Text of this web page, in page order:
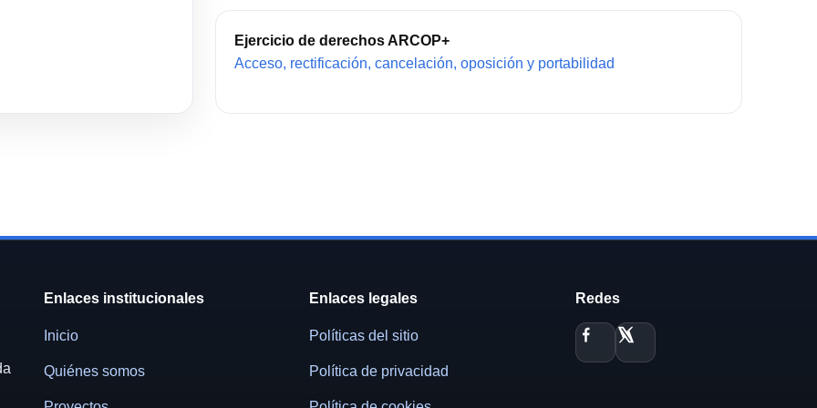
Ejercicio de derechos ARCOP+
Acceso, rectificación, cancelación, oposición y portabilidad
Enlaces institucionales
Inicio
Quiénes somos
Enlaces legales
Políticas del sitio
Política de privacidad
Redes